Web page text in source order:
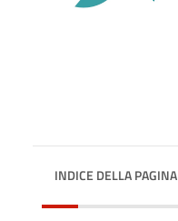
INDICE DELLA PAGINA